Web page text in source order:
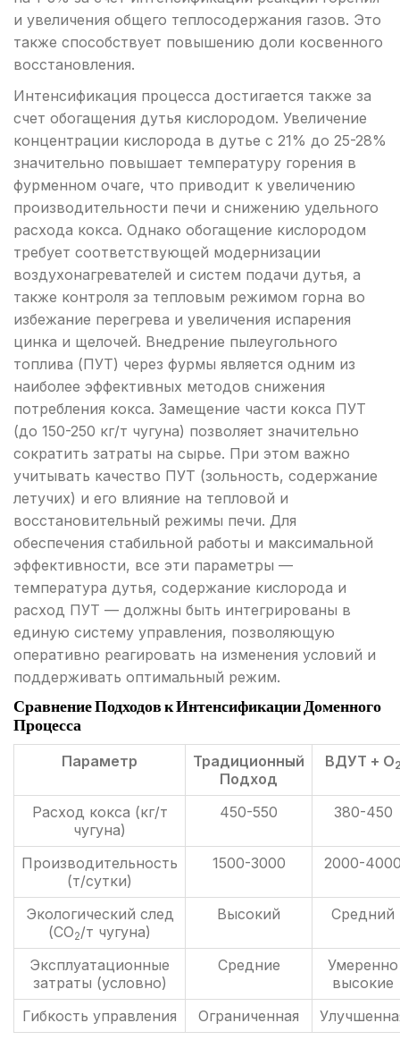
и увеличения общего теплосодержания газов. Это
также способствует повышению доли косвенного
восстановления.
Интенсификация процесса достигается также за
счет обогащения дутья кислородом. Увеличение
концентрации кислорода в дутье с 21% до 25-28%
значительно повышает температуру горения в
фурменном очаге, что приводит к увеличению
производительности печи и снижению удельного
расхода кокса. Однако обогащение кислородом
требует соответствующей модернизации
воздухонагревателей и систем подачи дутья, а
также контроля за тепловым режимом горна во
избежание перегрева и увеличения испарения
цинка и щелочей. Внедрение пылеугольного
топлива (ПУТ) через фурмы является одним из
наиболее эффективных методов снижения
потребления кокса. Замещение части кокса ПУТ
(до 150-250 кг/т чугуна) позволяет значительно
сократить затраты на сырье. При этом важно
учитывать качество ПУТ (зольность, содержание
летучих) и его влияние на тепловой и
восстановительный режимы печи. Для
обеспечения стабильной работы и максимальной
эффективности, все эти параметры —
температура дутья, содержание кислорода и
расход ПУТ — должны быть интегрированы в
единую систему управления, позволяющую
оперативно реагировать на изменения условий и
поддерживать оптимальный режим.
Сравнение Подходов к Интенсификации Доменного
Процесса
Параметр
Традиционный
Подход
ВДУТ + O
Расход кокса (кг/т
чугуна)
450-550 380-450
Производительность
(т/сутки)
1500-3000 2000-
Экологический след
(CO2/т чугуна)
Высокий Средний
Эксплуатационные
затраты (условно)
Средние
Умеренно
высокие
Гибкость управления
Ограниченная